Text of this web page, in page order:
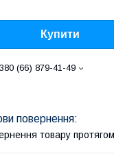
Купити
(66) 879-41-49
товару